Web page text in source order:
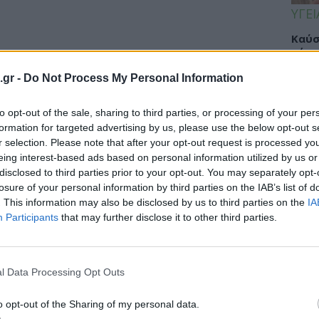
- Do Not Process My Personal Information
opt-out of the sale, sharing to third parties, or processing of your
for targeted advertising by us, please use the below opt-out
selection. Please note that after your opt-out request is processed
interest-based ads based on personal information utilized by us
to third parties prior to your opt-out. You may separately
of your personal information by third parties on the IAB’s list of
This information may also be disclosed by us to third parties on the
Participants that may further disclose it to other third parties.
Data Processing Opt Outs
opt-out of the Sharing of my personal data.
από τις ετικέτες των
και Φαρμάκων (FDA) ζητά από τις
για τη θεραπεία των συμπτωμάτων...